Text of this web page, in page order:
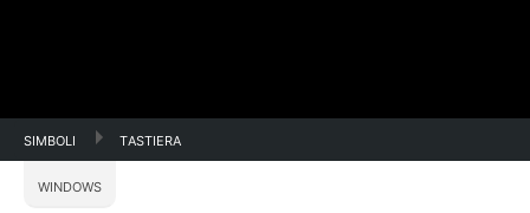
Simboli Tastiera
Windows